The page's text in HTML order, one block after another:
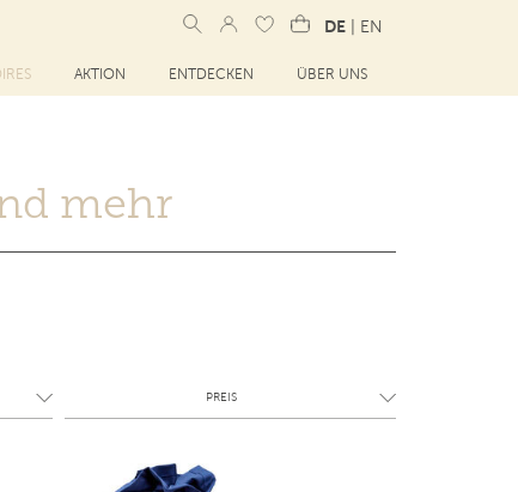
AKTION ENTDECKEN ÜBER UNS
DE EN
mehr
PREIS